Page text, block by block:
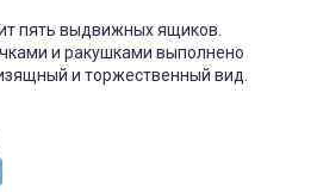
пять выдвижных ящиков.
и ракушками выполнено
и торжественный вид.